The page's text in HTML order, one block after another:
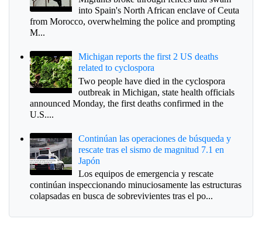
into Spain's North African enclave of Ceuta
from Morocco, overwhelming the police and prompting
M...
Michigan reports the first 2 US deaths
related to cyclospora
Two people have died in the cyclospora
outbreak in Michigan, state health officials
announced Monday, the first deaths confirmed in the
U.S....
Continúan las operaciones de búsqueda y
rescate tras el sismo de magnitud 7.1 en
Japón
Los equipos de emergencia y rescate
continúan inspeccionando minuciosamente las estructuras
colapsadas en busca de sobrevivientes tras el po...